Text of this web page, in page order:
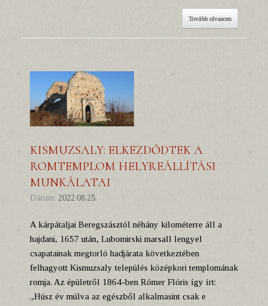
Tovább olvasom
KISMUZSALY: ELKEZDŐDTEK A
ROMTEMPLOM HELYREÁLLÍTÁSI
MUNKÁLATAI
Dátum: 2022.08.25.
A kárpátaljai Beregszásztól néhány kilométerre áll a
hajdani, 1657 után, Lubomirski marsall lengyel
csapatainak megtorló hadjárata következtében
felhagyott Kismuzsaly település középkori templomának
romja. Az épületről 1864-ben Rómer Flóris így írt:
„Húsz év múlva az egészből alkalmasint csak e